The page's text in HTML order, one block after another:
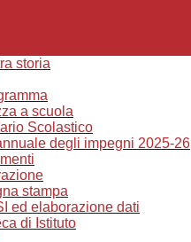
storia
a scuola
Scolastico
degli impegni 2025-26
stampa
ed elaborazione dati
di Istituto